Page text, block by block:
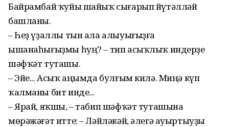
Байрамбай ҡуйы шайыҡ сығарып йүтәлләй
башланы.
– Һеҙ үҙаллы тын ала алыуығыҙға
ышанаһығыҙмы һуң? – тип асыҡлыҡ индерҙе
шәфҡәт туташы.
– Эйе... Асыҡ аңымда булғым килә. Миңә күп
ҡалманы бит инде...
– Ярай, яҡшы, – табип шәфҡәт туташына
мөрәжәғәт итте: – Ләйләкәй, әлегә ауыртыуҙы